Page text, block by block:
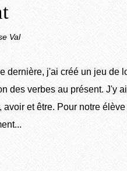
Val
dernière, j'ai créé un jeu de
des verbes au présent. J'y
avoir et être. Pour notre